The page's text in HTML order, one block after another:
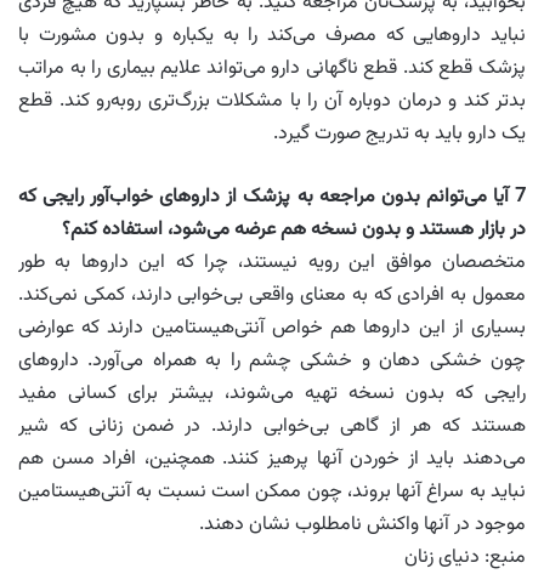
نباید داروهایی که مصرف می‌کند را به یکباره و بدون مشورت با
پزشک قطع کند. قطع ناگهانی دارو می‌تواند علایم بیماری را به مراتب
بدتر کند و درمان دوباره آن را با مشکلات بزرگ‌تری روبه‌رو کند. قطع
یک دارو باید به تدریج صورت گیرد.
7 آیا می‌توانم بدون مراجعه به پزشک از داروهای خواب‌آور رایجی که
در بازار هستند و بدون نسخه هم عرضه می‌شود، استفاده کنم؟
متخصصان موافق این رویه نیستند، چرا که این داروها به طور
معمول به افرادی که به معنای واقعی بی‌خوابی دارند، کمکی نمی‌کند.
بسیاری از این داروها هم خواص آنتی‌هیستامین دارند که عوارضی
چون خشکی دهان و خشکی چشم را به همراه می‌آورد. داروهای
رایجی که بدون نسخه تهیه می‌شوند، بیشتر برای کسانی مفید
هستند که هر از گاهی بی‌خوابی دارند. در ضمن زنانی که شیر
می‌دهند باید از خوردن آنها پرهیز کنند. همچنین، افراد مسن هم
نباید به سراغ آنها بروند، چون ممکن است نسبت به آنتی‌هیستامین
موجود در آنها واکنش نامطلوب نشان دهند.
منبع: دنیای زنان